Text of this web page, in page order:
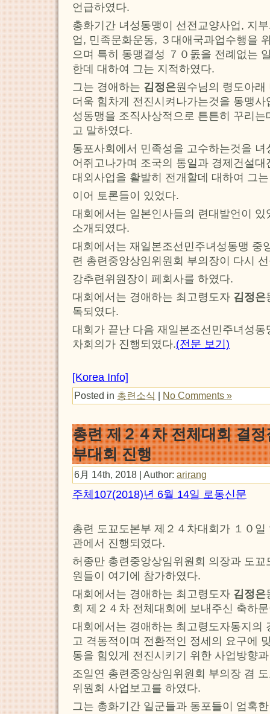
언급하였다.
총화기간 녀성동맹이 선전교양사업, 지
업, 민족문화운동, ３대애국과업수행을
으며 특히 동맹결성 ７０돐을 전례없는
한데 대하여 그는 지적하였다.
그는 경애하는 김정은원수님의 령도아
더욱 힘차게 전진시켜나가는것을 동맹
성동맹을 조직사상적으로 튼튼히 꾸리
고 말하였다.
동포사회에서 민족성을 고수하는것을
어쥐고나가며 조국의 통일과 경제건설
대외사업을 활발히 전개할데 대하여 그
이어 토론들이 있었다.
대회에서는 일본인사들의 련대발언이
소개되였다.
대회에서는 재일본조선민주녀성동맹 중
련 총련중앙상임위원회 부의장이 다시
강추련위원장이 페회사를 하였다.
대회에서는 경애하는 최고령도자 김정은
독되였다.
대회가 끝난 다음 재일본조선민주녀성
차회의가 진행되였다.(전문 보기)
[Korea Info]
Posted in 총련소식 | No Comments »
총련 제２４차 전체대회 결
부대회 진행
6月 14th, 2018 | Author: arirang
주체107(2018)년 6월 14일 로동신문
총련 도꾜도본부 제２４차대회가 １０
관에서 진행되였다.
허종만 총련중앙상임위원회 의장과 도
원들이 여기에 참가하였다.
대회에서는 경애하는 최고령도자 김정은
회 제２４차 전체대회에 보내주신 축하
대회에서는 경애하는 최고령도자동지의
고 격동적이며 전환적인 정세의 요구에
동을 힘있게 전진시키기 위한 사업방향
조일연 총련중앙상임위원회 부의장 겸
위원회 사업보고를 하였다.
그는 총화기간 일군들과 동포들이 엄혹